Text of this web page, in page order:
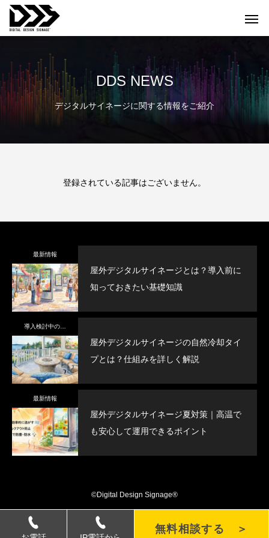
無料相談する ＞
DDS NEWS
デジタルサイネージに関する情報をご紹介
登録されている記事はございません。
最新情報
屋外デジタルサイネージとは？導入前に
知っておきたい基礎知識
屋外デジタルサイネージの自然冷却タイ
プとは？仕組みを詳しく解説
最新情報
屋外デジタルサイネージ夏対策｜高温で
も安心して運用できるポイント
©Digital Design Signage®